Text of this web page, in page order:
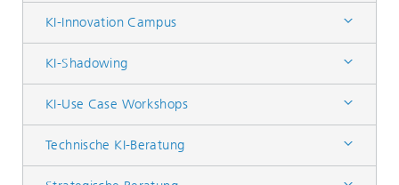
KI-Innovation Campus
KI-Shadowing
KI-Use Case Workshops
Technische KI-Beratung